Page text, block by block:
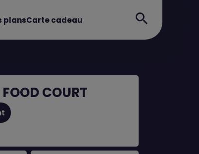
plansCarte cadeau
FOOD COURT